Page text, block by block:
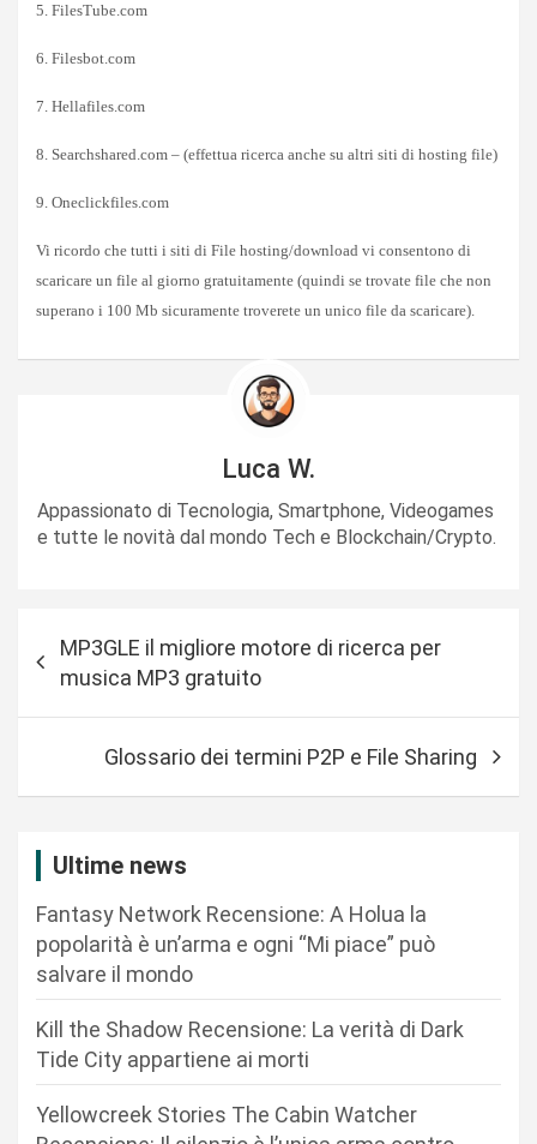
5. FilesTube.com
6. Filesbot.com
7. Hellafiles.com
8. Searchshared.com – (effettua ricerca anche su altri siti di hosting file)
9. Oneclickfiles.com
Vi ricordo che tutti i siti di File hosting/download vi consentono di
scaricare un file al giorno gratuitamente (quindi se trovate file che non
superano i 100 Mb sicuramente troverete un unico file da scaricare).
Luca W.
Appassionato di Tecnologia, Smartphone, Videogames
e tutte le novità dal mondo Tech e Blockchain/Crypto.
MP3GLE il migliore motore di ricerca per
musica MP3 gratuito
Glossario dei termini P2P e File Sharing
Ultime news
Fantasy Network Recensione: A Holua la
popolarità è un’arma e ogni “Mi piace” può
salvare il mondo
Kill the Shadow Recensione: La verità di Dark
Tide City appartiene ai morti
Yellowcreek Stories The Cabin Watcher